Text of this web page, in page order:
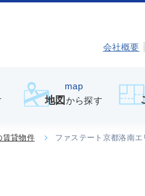
会社概要
map
地図 から探す
賃貸物件 ファステート京都洛南エ